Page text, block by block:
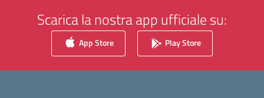
Scarica la nostra app ufficiale su:
App Store Play Store